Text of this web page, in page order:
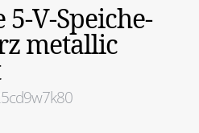
V-Speiche-
metallic